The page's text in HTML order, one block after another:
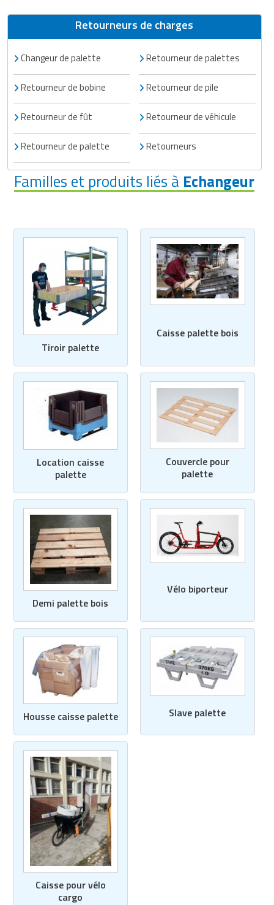
Retourneurs de charges
Changeur de palette
Retourneur de bobine
Retourneur de fût
Retourneur de palette
Retourneur de palettes
Retourneur de pile
Retourneur de véhicule
Retourneurs
Familles et produits liés à Echangeur
Tiroir palette
Caisse palette bois
Location caisse
palette
Couvercle pour
palette
Demi palette bois
Vélo biporteur
Housse caisse palette Slave palette
Caisse pour vélo
cargo